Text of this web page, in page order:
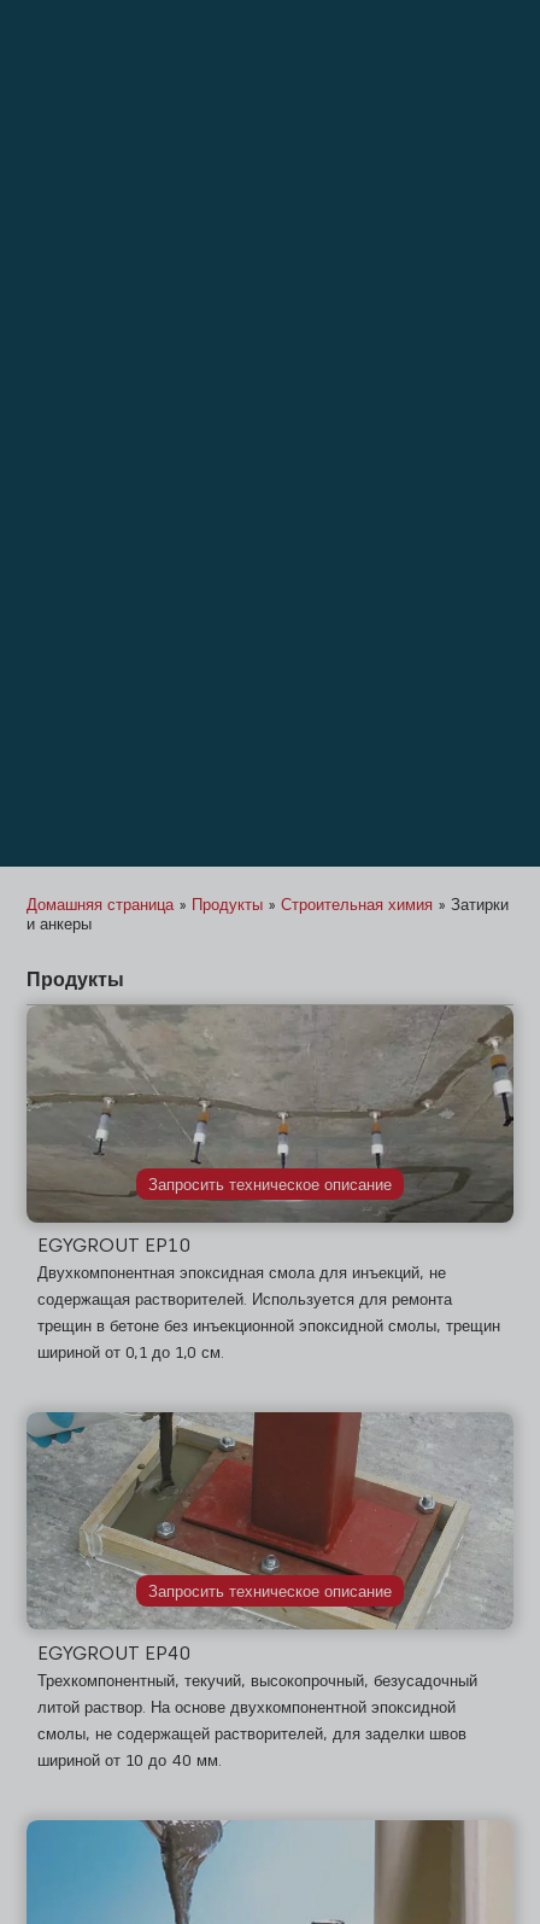
Домашняя страница » Продукты »Строительная химия »Затирки
и анкеры
Продукты
EGYGROUT EP10
Двухкомпонентная эпоксидная смола для инъекций, не
содержащая растворителей. Используется для ремонта
трещин в бетоне без инъекционной эпоксидной смолы, трещин
шириной от 0,1 до 1,0 см.
Запросить техническое описание
EGYGROUT EP40
Трехкомпонентный, текучий, высокопрочный, безусадочный
литой раствор. На основе двухкомпонентной эпоксидной
смолы, не содержащей растворителей, для заделки швов
шириной от 10 до 40 мм.
Запросить техническое описание